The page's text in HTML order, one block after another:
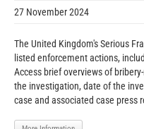
27 November 2024
The United Kingdom's Serious
listed enforcement actions,
Access brief overviews of
the investigation, date of the
case and associated case press